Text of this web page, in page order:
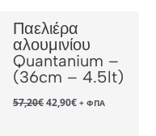
Παελιέρα
αλουμινίου
Quantanium –
(36cm – 4.5lt)
57,20€ Original
price
42,90€Η+ ΦΠΑ